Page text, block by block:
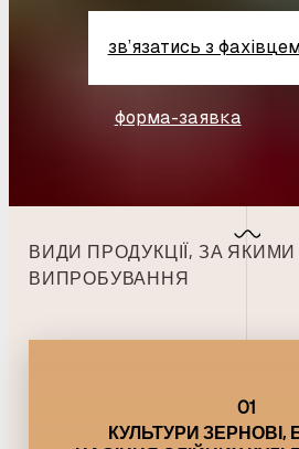
зв’язатись з
форма-заявка
ВИДИ ПРОДУКЦІЇ, ЗА
ВИПРОБУВАННЯ
01
КУЛЬТУРИ ЗЕРНОВІ,